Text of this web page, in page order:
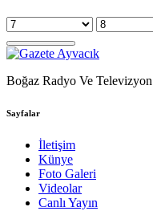
Boğaz Radyo Ve Televizyon
Sayfalar
İletişim
Künye
Foto Galeri
Videolar
Canlı Yayın